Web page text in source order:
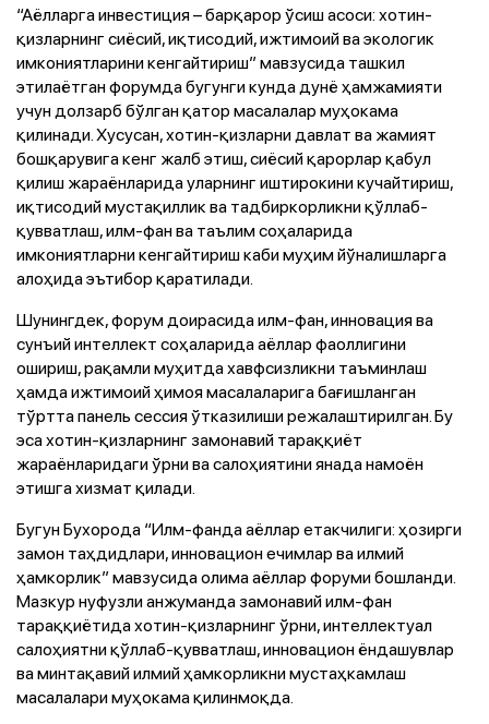
“Аёлларга инвестиция – барқарор ўсиш асоси: хотин-
қизларнинг сиёсий, иқтисодий, ижтимоий ва экологик
имкониятларини кенгайтириш” мавзусида ташкил
этилаётган форумда бугунги кунда дунё ҳамжамияти
учун долзарб бўлган қатор масалалар муҳокама
қилинади. Хусусан, хотин-қизларни давлат ва жамият
бошқарувига кенг жалб этиш, сиёсий қарорлар қабул
қилиш жараёнларида уларнинг иштирокини кучайтириш,
иқтисодий мустақиллик ва тадбиркорликни қўллаб-
қувватлаш, илм-фан ва таълим соҳаларида
имкониятларни кенгайтириш каби муҳим йўналишларга
алоҳида эътибор қаратилади.
Шунингдек, форум доирасида илм-фан, инновация ва
сунъий интеллект соҳаларида аёллар фаоллигини
ошириш, рақамли муҳитда хавфсизликни таъминлаш
ҳамда ижтимоий ҳимоя масалаларига бағишланган
тўртта панель сессия ўтказилиши режалаштирилган. Бу
эса хотин-қизларнинг замонавий тараққиёт
жараёнларидаги ўрни ва салоҳиятини янада намоён
этишга хизмат қилади.
Бугун Бухорода “Илм-фанда аёллар етакчилиги: ҳозирги
замон таҳдидлари, инновацион ечимлар ва илмий
ҳамкорлик” мавзусида олима аёллар форуми бошланди.
Мазкур нуфузли анжуманда замонавий илм-фан
тараққиётида хотин-қизларнинг ўрни, интеллектуал
салоҳиятни қўллаб-қувватлаш, инновацион ёндашувлар
ва минтақавий илмий ҳамкорликни мустаҳкамлаш
масалалари муҳокама қилинмоқда.